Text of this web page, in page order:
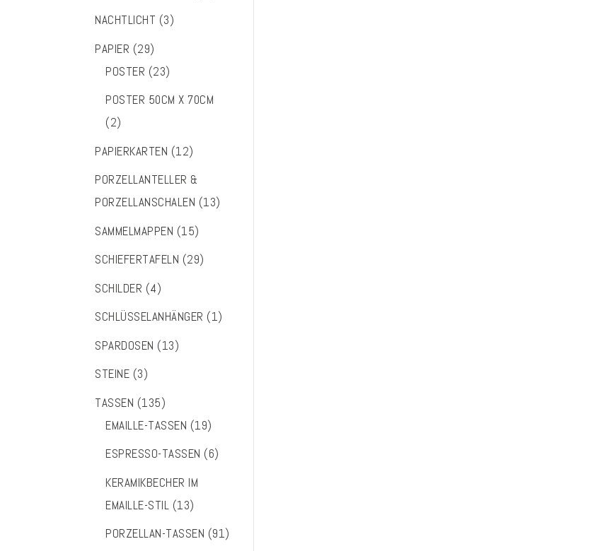
NACHTLICHT (3)
PAPIER (29)
POSTER (23)
POSTER 50CM X 70CM
(2)
PAPIERKARTEN (12)
PORZELLANTELLER &
PORZELLANSCHALEN (13)
SAMMELMAPPEN (15)
SCHIEFERTAFELN (29)
SCHILDER (4)
SCHLÜSSELANHÄNGER (1)
SPARDOSEN (13)
STEINE (3)
TASSEN (135)
EMAILLE-TASSEN (19)
ESPRESSO-TASSEN (6)
KERAMIKBECHER IM
EMAILLE-STIL (13)
PORZELLAN-TASSEN (91)